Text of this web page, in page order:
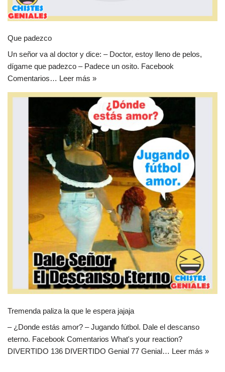
Que padezco
Un señor va al doctor y dice: – Doctor, estoy lleno de pelos,
dígame que padezco – Padece un osito. Facebook
Comentarios… Leer más »
Tremenda paliza la que le espera jajaja
– ¿Donde estás amor? – Jugando fútbol. Dale el descanso
eterno. Facebook Comentarios What's your reaction?
DIVERTIDO 136 DIVERTIDO Genial 77 Genial… Leer más »